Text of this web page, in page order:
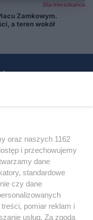
Dla mieszkańca
Zamkowym.
a teren wokół
oraz naszych 1162
i przechowujemy
dane
standardowe
czy dane
pomiar reklam i
usług. Za zgodą